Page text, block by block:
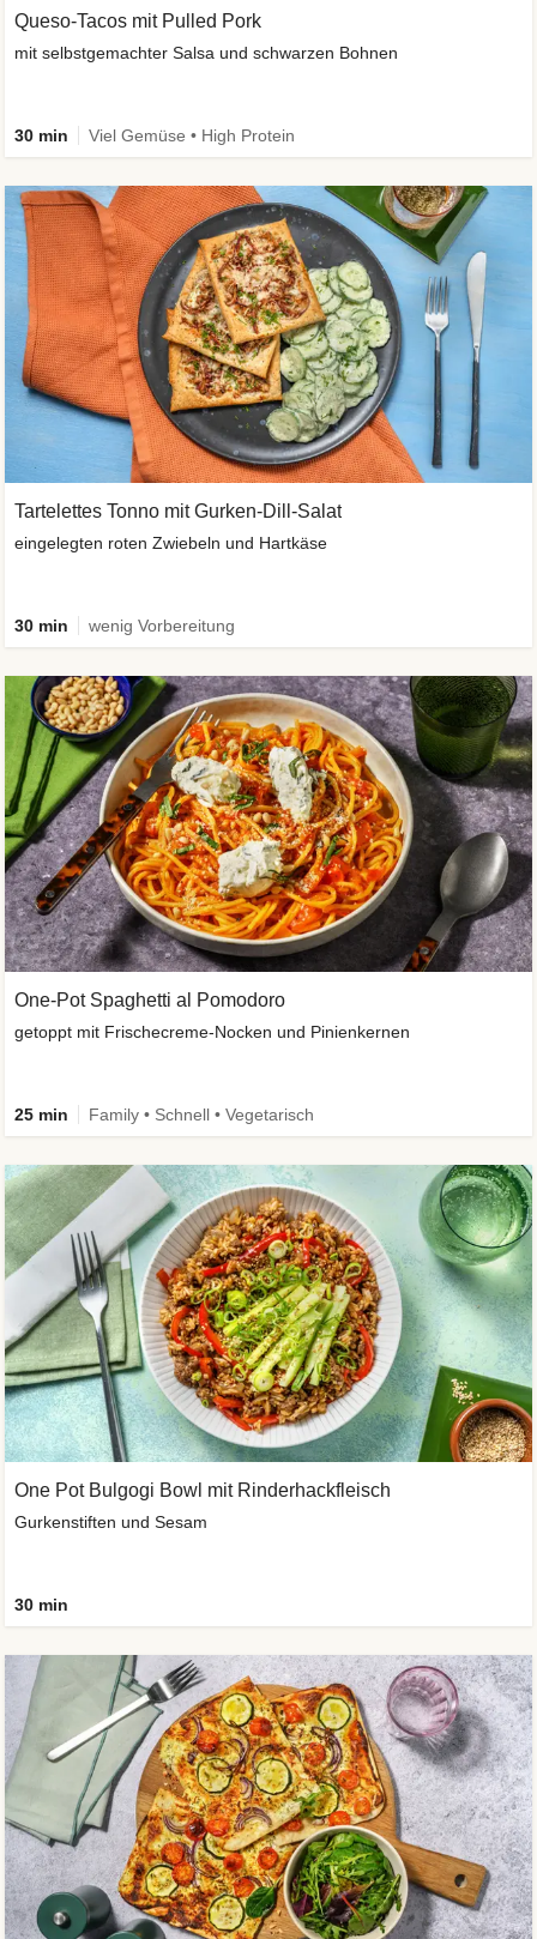
Queso-Tacos mit Pulled Pork
mit selbstgemachter Salsa und schwarzen Bohnen
30 min Viel Gemüse • High Protein
Tartelettes Tonno mit Gurken-Dill-Salat
eingelegten roten Zwiebeln und Hartkäse
30 min wenig Vorbereitung
One-Pot Spaghetti al Pomodoro
getoppt mit Frischecreme-Nocken und Pinienkernen
25 min Family • Schnell • Vegetarisch
One Pot Bulgogi Bowl mit Rinderhackfleisch
Gurkenstiften und Sesam
30 min